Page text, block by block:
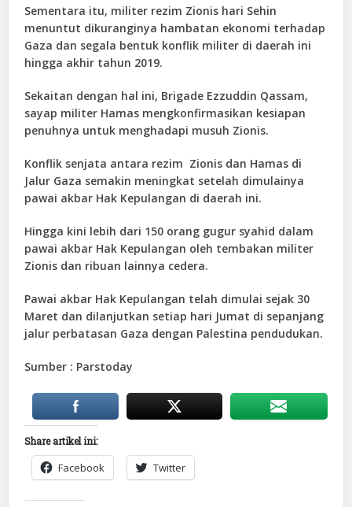
Sementara itu, militer rezim Zionis hari Sehin
menuntut dikuranginya hambatan ekonomi terhadap
Gaza dan segala bentuk konflik militer di daerah ini
hingga akhir tahun 2019.
Sekaitan dengan hal ini, Brigade Ezzuddin Qassam,
sayap militer Hamas mengkonfirmasikan kesiapan
penuhnya untuk menghadapi musuh Zionis.
Konflik senjata antara rezim Zionis dan Hamas di
Jalur Gaza semakin meningkat setelah dimulainya
pawai akbar Hak Kepulangan di daerah ini.
Hingga kini lebih dari 150 orang gugur syahid dalam
pawai akbar Hak Kepulangan oleh tembakan militer
Zionis dan ribuan lainnya cedera.
Pawai akbar Hak Kepulangan telah dimulai sejak 30
Maret dan dilanjutkan setiap hari Jumat di sepanjang
jalur perbatasan Gaza dengan Palestina pendudukan.
Sumber : Parstoday
Share artikel ini:
Facebook Twitter